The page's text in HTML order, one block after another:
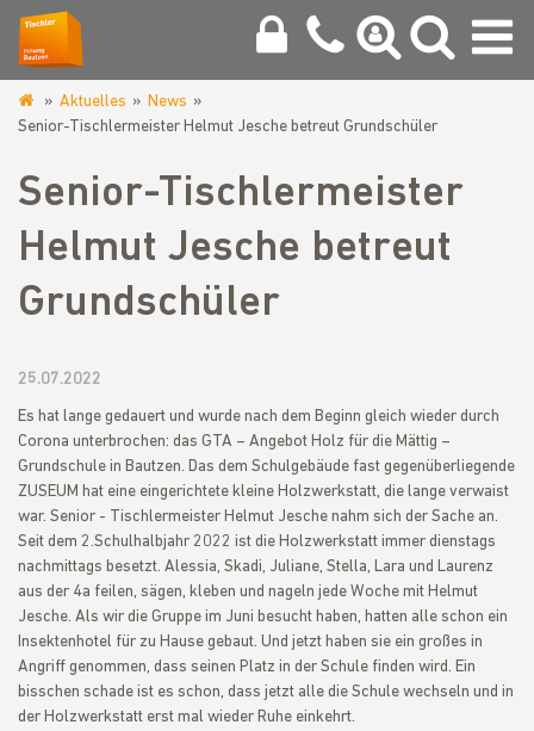
www.tischlerinnung-
Aktuelles
News
Senior-Tischlermeister Helmut Jesche betreut Grundschüler
Senior-Tischlermeister
Helmut Jesche betreut
Grundschüler
25.07.2022
Es hat lange gedauert und wurde nach dem Beginn gleich wieder durch
Corona unterbrochen: das GTA – Angebot Holz für die Mättig –
Grundschule in Bautzen. Das dem Schulgebäude fast gegenüberliegende
ZUSEUM hat eine eingerichtete kleine Holzwerkstatt, die lange verwaist
war. Senior - Tischlermeister Helmut Jesche nahm sich der Sache an.
Seit dem 2.Schulhalbjahr 2022 ist die Holzwerkstatt immer dienstags
nachmittags besetzt. Alessia, Skadi, Juliane, Stella, Lara und Laurenz
aus der 4a feilen, sägen, kleben und nageln jede Woche mit Helmut
Jesche. Als wir die Gruppe im Juni besucht haben, hatten alle schon ein
Insektenhotel für zu Hause gebaut. Und jetzt haben sie ein großes in
Angriff genommen, dass seinen Platz in der Schule finden wird. Ein
bisschen schade ist es schon, dass jetzt alle die Schule wechseln und in
der Holzwerkstatt erst mal wieder Ruhe einkehrt.